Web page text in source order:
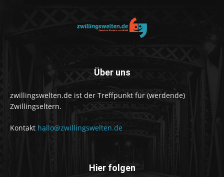
Über uns
zwillingswelten.de ist der Treffpunkt für (werdende)
Zwillingseltern.
Kontakt hallo@zwillingswelten.de
Hier folgen